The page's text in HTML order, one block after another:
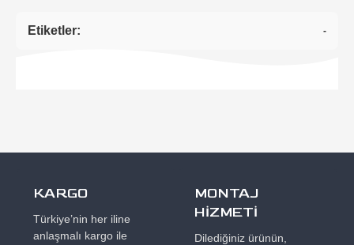
Etiketler: -
KARGO
Türkiye’nin her iline
anlaşmalı kargo ile
MONTAJ
HİZMETİ
Dilediğiniz ürünün,